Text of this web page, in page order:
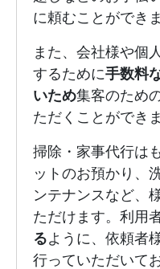
に頼むことができま
また、会社様や個
するために手数料
いため集客のため
ただくことができま
掃除・家事代行は
ットのお預かり、
ンテナンスなど、
ただけます。利用
るように、依頼者
行っていただいて